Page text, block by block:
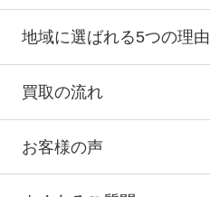
地域に選ばれる5つの理由
買取の流れ
お客様の声